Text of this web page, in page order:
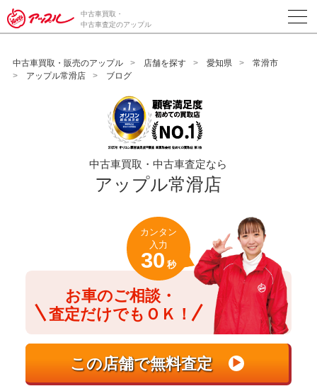
/*ABテスト_新規査定フォームの為のCVボタン*/
中古車買取・
中古車査定のアップル
中古車買取・販売のアップル 店舗を探す 愛知県
常滑市
アップル常滑店
ブログ
中古車買取・中古車査定なら
アップル常滑店
お車のご相談・
査定だけでもＯＫ！
カンタン
入力
30 秒